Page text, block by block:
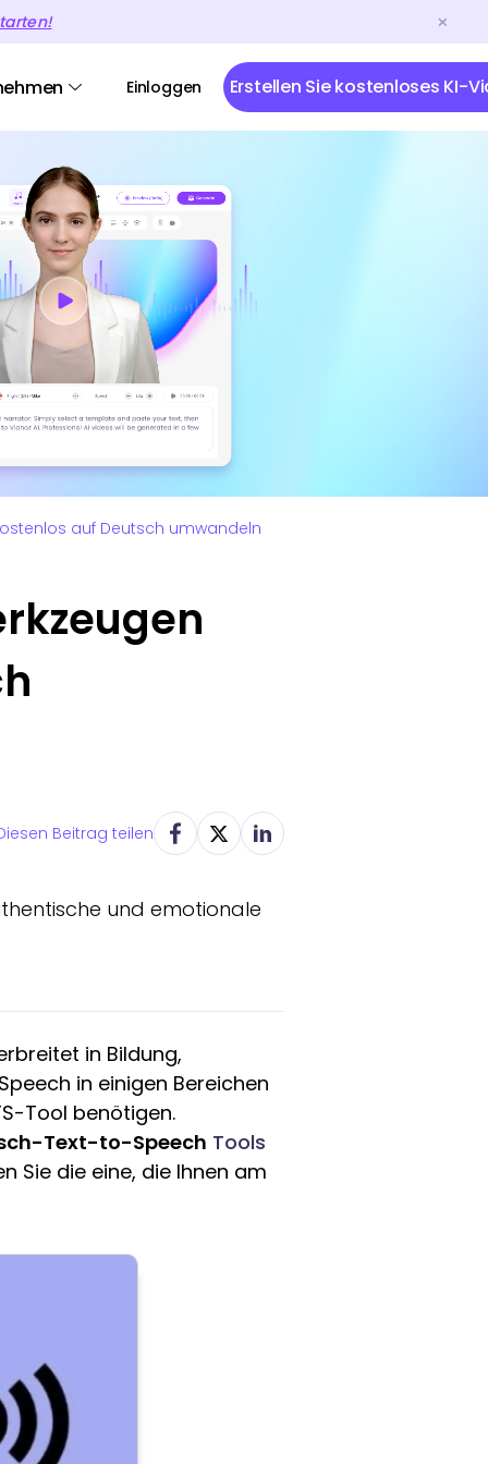
Einloggen Erstellen Sie kostenloses KI-
auf Deutsch umwandeln
Beitrag teilen
und emotionale
in Bildung,
in einigen Bereichen
Tool benötigen.
Text-to-Speech Tools
Sie die eine, die Ihnen am